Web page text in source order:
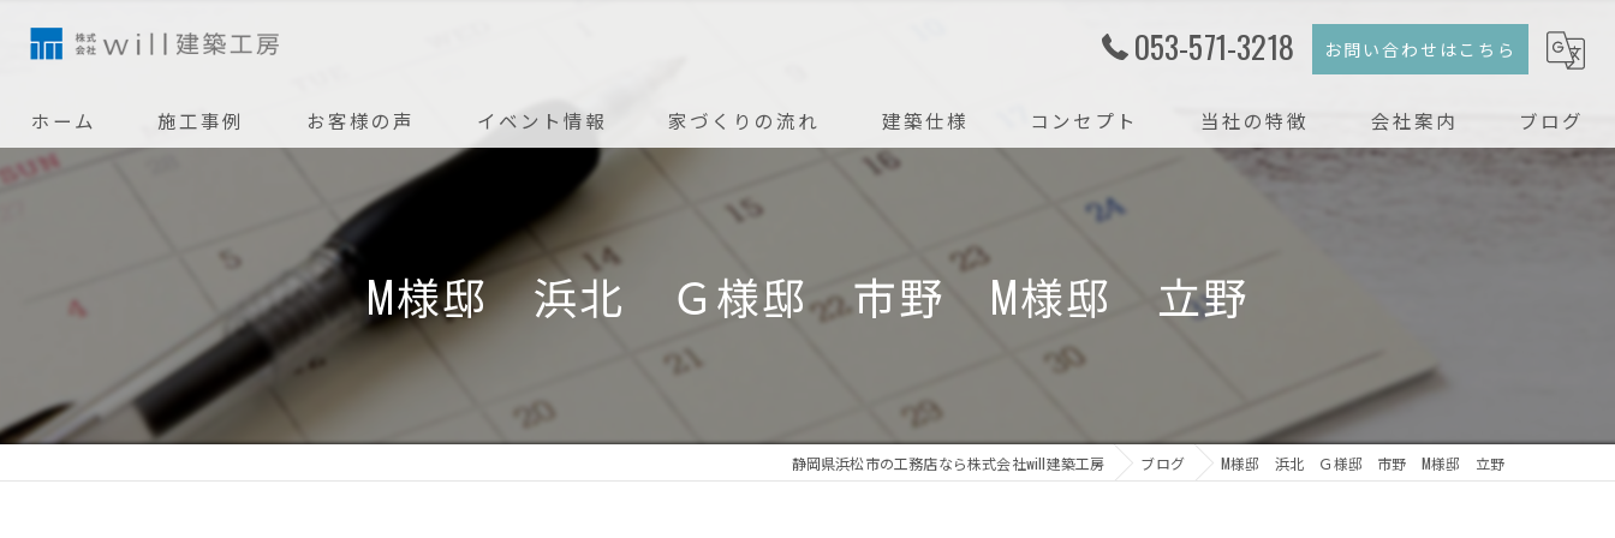
053-571-3218 お問い合わせはこちら
ホーム 施工事例 お客様の声 イベント情報 家づくりの流れ
アフターメンテナンス
建築仕様 コンセプト 当社の特徴
戸建て
リノベーション
会社案内 ブログ
M様邸 浜北 Ｇ様邸 市野 M様邸 立野
静岡県浜松市の工務店なら株式会社will建築工房 ブログ M様邸 浜北 Ｇ様邸 市野 M様邸 立野